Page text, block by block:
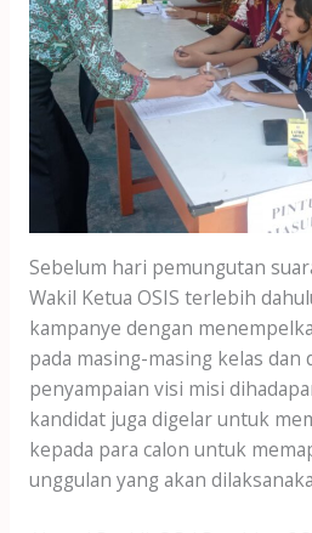
Sebelum hari pemungutan
Wakil Ketua OSIS terlebih
kampanye dengan
pada masing-masing kelas dan
penyampaian visi misi
kandidat juga digelar untuk
kepada para calon untuk
unggulan yang akan